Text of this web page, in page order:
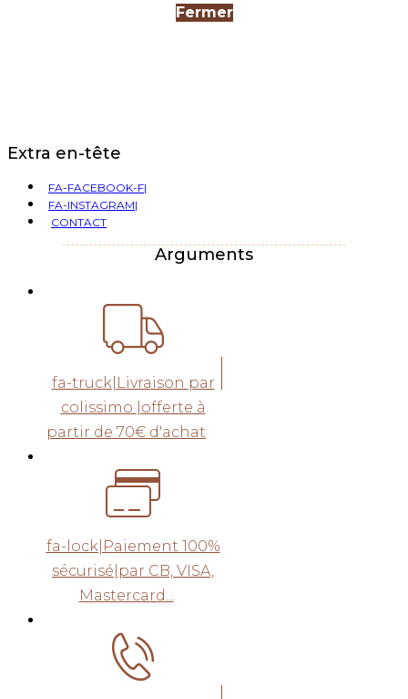
Fermer
Extra en-tête
FA-FACEBOOK-F|
FA-INSTAGRAM|
CONTACT
Arguments
fa-truck|Livraison par
colissimo |offerte à
partir de 70€ d'achat
fa-lock|Paiement 100%
sécurisé|par CB, VISA,
Mastercard...